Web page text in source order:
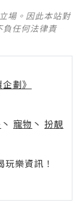
場。因此本站對
任何法律責
劃》
丶 寵物 丶 扮靚
樂資訊！